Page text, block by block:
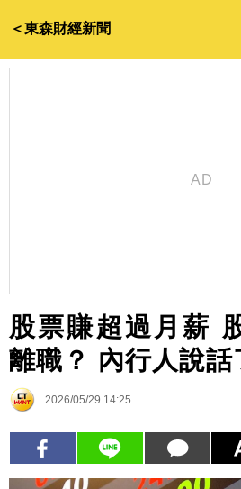
＜東森財經新聞
股票賺超過月薪
離職？ 內行人說話
2026/05/29 14:25